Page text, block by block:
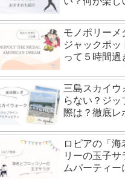
モノポリーメ
ジャックポッ
って５時間過
三島スカイウ
らない？ジッ
際は？徹底レ
ロピアの「海
リーの玉子サ
ムパーティー